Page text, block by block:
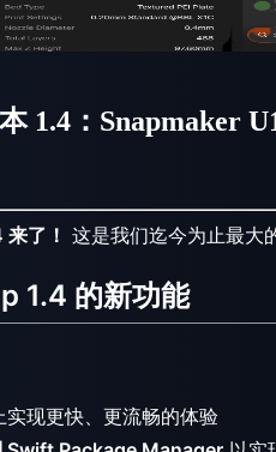
1.4：Snapmaker
了！ 这是我们迄今为止最大
1.4 的新功能
实现更快、更流畅的体验